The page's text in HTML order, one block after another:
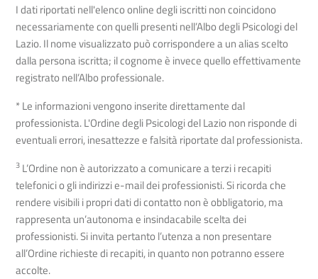
I dati riportati nell'elenco online degli iscritti non coincidono
necessariamente con quelli presenti nell’Albo degli Psicologi del
Lazio. Il nome visualizzato può corrispondere a un alias scelto
dalla persona iscritta; il cognome è invece quello effettivamente
registrato nell’Albo professionale.
* Le informazioni vengono inserite direttamente dal
professionista. L'Ordine degli Psicologi del Lazio non risponde di
eventuali errori, inesattezze e falsità riportate dal professionista.
3 L’Ordine non è autorizzato a comunicare a terzi i recapiti
telefonici o gli indirizzi e-mail dei professionisti. Si ricorda che
rendere visibili i propri dati di contatto non è obbligatorio, ma
rappresenta un’autonoma e insindacabile scelta dei
professionisti. Si invita pertanto l’utenza a non presentare
all’Ordine richieste di recapiti, in quanto non potranno essere
accolte.